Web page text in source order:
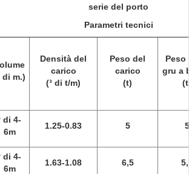
serie del porto
Parametri tecnici
di m.)
Densità del
carico
(³ di t/m)
Peso del
carico
(t)
Peso
gru a
di 4-
6m
1.25-0.83 5 5
di 4-
6m
1.63-1.08 6,5